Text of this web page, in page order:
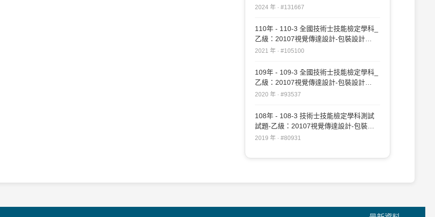
MAC#131667
2024 年 · #131667
110年 - 110-3 全國技術士技能檢定學科_
乙級：20107視覺傳達設計-包裝設計
MAC#105100
2021 年 · #105100
109年 - 109-3 全國技術士技能檢定學科_
乙級：20107視覺傳達設計-包裝設計
MAC#93537
2020 年 · #93537
108年 - 108-3 技術士技能檢定學科測試
試題-乙級：20107視覺傳達設計-包裝設
計 MAC#80931
2019 年 · #80931